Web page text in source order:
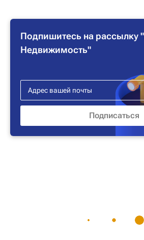
Подпишитесь на рассылку
Недвижимость"